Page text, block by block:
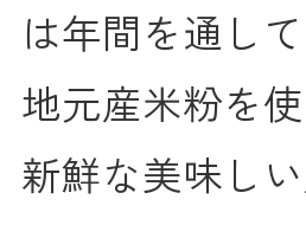
は年間を通し
地元産米粉を
新鮮な美味し